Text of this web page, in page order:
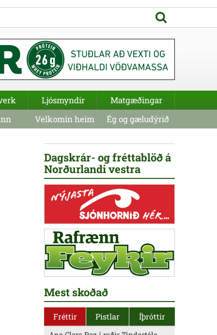
Dagskrár- og fréttablöð á
Norðurlandi vestra
Mest skoðað
Fréttir Pistlar Íþróttir
Ljósmyndir
Matgæðingar
Velkomin heim Ég og gæludýrið